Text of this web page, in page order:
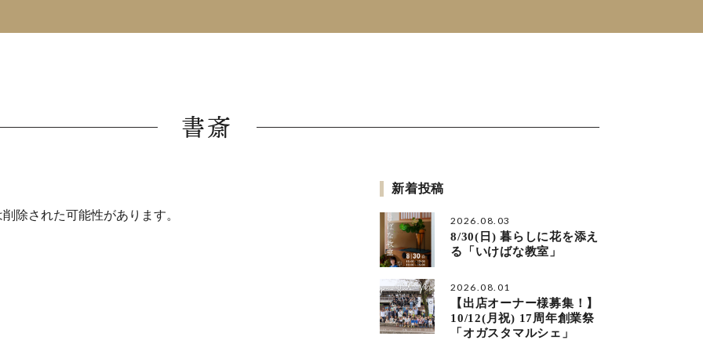
書斎
除された可能性があります。
新着投稿
2026.08.03
8/30(日) 暮らしに花を添え
る「いけばな教室」
2026.08.01
【出店オーナー様募集！】
10/12(月祝) 17周年創業祭
「オガスタマルシェ」